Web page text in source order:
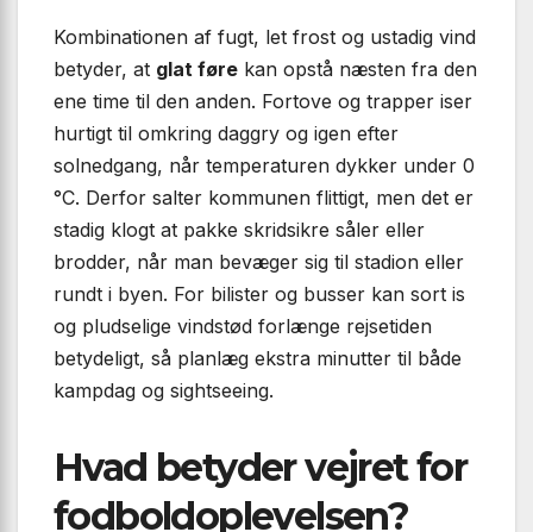
Kombinationen af fugt, let frost og ustadig vind
betyder, at glat føre kan opstå næsten fra den
ene time til den anden. Fortove og trapper iser
hurtigt til omkring daggry og igen efter
solnedgang, når temperaturen dykker under 0
°C. Derfor salter kommunen flittigt, men det er
stadig klogt at pakke skridsikre såler eller
brodder, når man bevæger sig til stadion eller
rundt i byen. For bilister og busser kan sort is
og pludselige vindstød forlænge rejsetiden
betydeligt, så planlæg ekstra minutter til både
kampdag og sightseeing.
Hvad betyder vejret for
fodboldoplevelsen?